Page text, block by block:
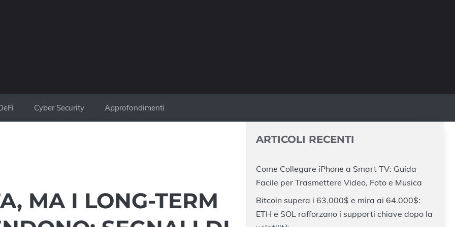
Cyber Security Approfondimenti
MA I LONG-TERM
ARTICOLI RECENTI
Come Collegare iPhone a Smart TV: Guida
Facile per Trasmettere Video, Foto e Musica
Bitcoin supera i 63.000$ e mira ai 64.000$:
ETH e SOL rafforzano i supporti chiave dopo la